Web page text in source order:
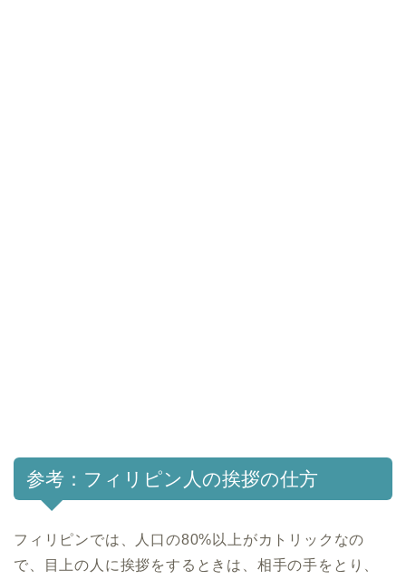
参考：フィリピン人の挨拶の仕方
フィリピンでは、人口の80%以上がカトリックなの
で、目上の人に挨拶をするときは、相手の手をとり、